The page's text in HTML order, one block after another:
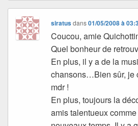
siratusdans01/05/2008 à
Coucou, amie
Quel bonheur de
En plus, il y a de la
chansons…Bien sûr, je
mdr !
En plus, toujours la
amis talentueux